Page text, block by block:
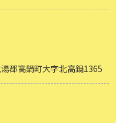
郡高鍋町大字北高鍋1365